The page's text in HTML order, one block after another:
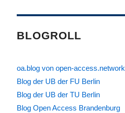
BLOGROLL
oa.blog von open-access.network
Blog der UB der FU Berlin
Blog der UB der TU Berlin
Blog Open Access Brandenburg